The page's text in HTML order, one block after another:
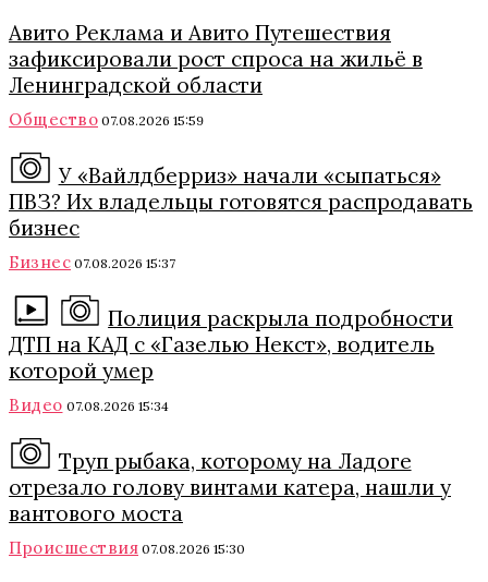
Авито Реклама и Авито Путешествия
зафиксировали рост спроса на жильё в
Ленинградской области
Общество 07.08.2026 15:59
У «Вайлдберриз» начали «сыпаться»
ПВЗ? Их владельцы готовятся распродавать
бизнес
Бизнес 07.08.2026 15:37
Полиция раскрыла подробности
ДТП на КАД с «Газелью Некст», водитель
которой умер
Видео 07.08.2026 15:34
Труп рыбака, которому на Ладоге
отрезало голову винтами катера, нашли у
вантового моста
Происшествия 07.08.2026 15:30